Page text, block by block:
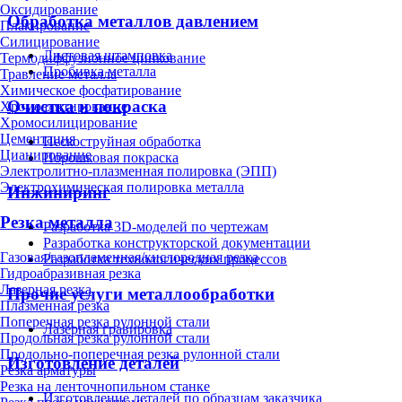
Оксидирование
Плакирование
Силицирование
Термодиффузионное цинкование
Травление металла
Химическое фосфатирование
Хромоалитирование
Хромосилицирование
Цементация
Цианирование
Электролитно-плазменная полировка (ЭПП)
Электрохимическая полировка металла
Резка металла
Газовая/газопламенная/кислородная резка
Гидроабразивная резка
Лазерная резка
Плазменная резка
Поперечная резка рулонной стали
Продольная резка рулонной стали
Продольно-поперечная резка рулонной стали
Резка арматуры
Резка на ленточнопильном станке
Обработка металлов давлением
Листовая штамповка
Пробивка металла
Очистка и покраска
Пескоструйная обработка
Порошковая покраска
Инжиниринг
Разработка 3D-моделей по чертежам
Разработка конструкторской документации
Разработка технологических процессов
Прочие услуги металлообработки
Лазерная гравировка
Изготовление деталей
Изготовление деталей по образцам заказчика